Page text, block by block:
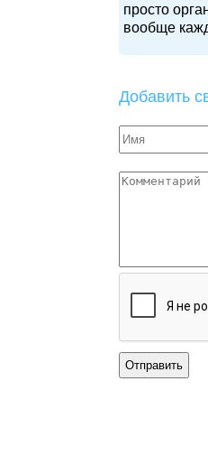
просто
вообще
Добавить